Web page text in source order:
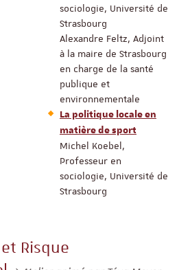
sociologie, Université de
Strasbourg
Alexandre Feltz, Adjoint
à la maire de Strasbourg
en charge de la santé
publique et
environnementale
La politique locale en
matière de sport
Michel Koebel,
Professeur en
sociologie, Université de
Strasbourg
Risque